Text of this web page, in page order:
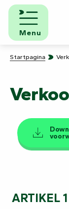
Aller
contenu
principal
Menu
Startpagina
ARTIKEL